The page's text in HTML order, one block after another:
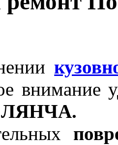
внимание
ЛЯНЧА.